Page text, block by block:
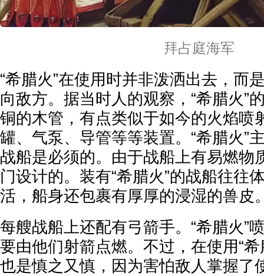
拜占庭海军
“希腊火”在使用时并非泼洒出去，而
向敌方。据当时人的观察，“希腊火”
铜的木管，有点类似于如今的火焰喷
罐、气泵、导管等等装置。“希腊火”
战船是必须的。由于战船上有易燃物
门设计的。装有“希腊火”的战船往往
活，船身还包裹有厚厚的浸湿的兽皮
每艘战船上还配有弓箭手。“希腊火”
要由他们射箭点燃。不过，在使用“
也是慎之又慎，因为害怕敌人掌握了